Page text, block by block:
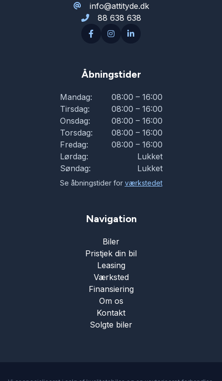
info@attityde.dk
88 638 638
Åbningstider
Mandag:
08:00 – 16:00
Tirsdag:
08:00 – 16:00
Onsdag:
08:00 – 16:00
Torsdag:
08:00 – 16:00
Fredag:
08:00 – 16:00
Lørdag:
Lukket
Søndag:
Lukket
Se åbningstider for værkstedet
Navigation
Biler
Pristjek din bil
Leasing
Værksted
Finansiering
Om os
Kontakt
Solgte biler